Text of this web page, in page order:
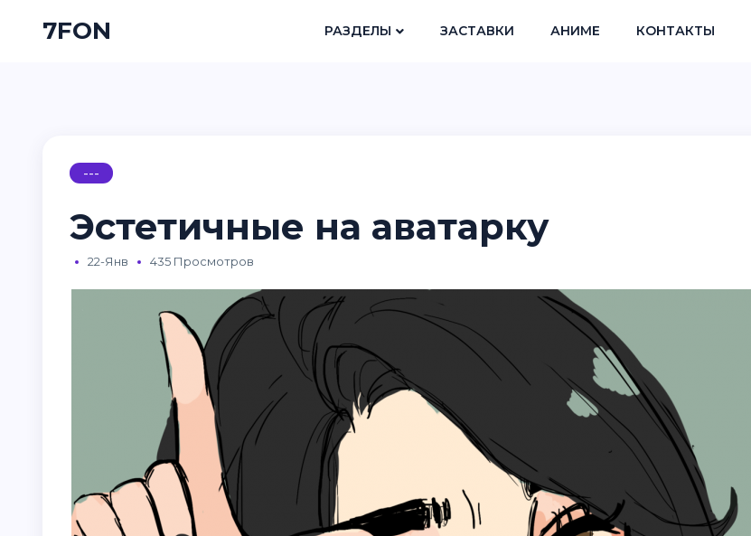
7FON РАЗДЕЛЫ ЗАСТАВКИ АНИМЕ КОНТАКТЫ
---
Эстетичные на аватарку
22-Янв 435 Просмотров